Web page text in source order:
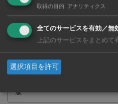
【タイ・バンコク】 コンビニ（セ
版
取得の目的: アナリティクス
全てのサービスを有効／無
上記のサービスをまとめて
選択項目を許可